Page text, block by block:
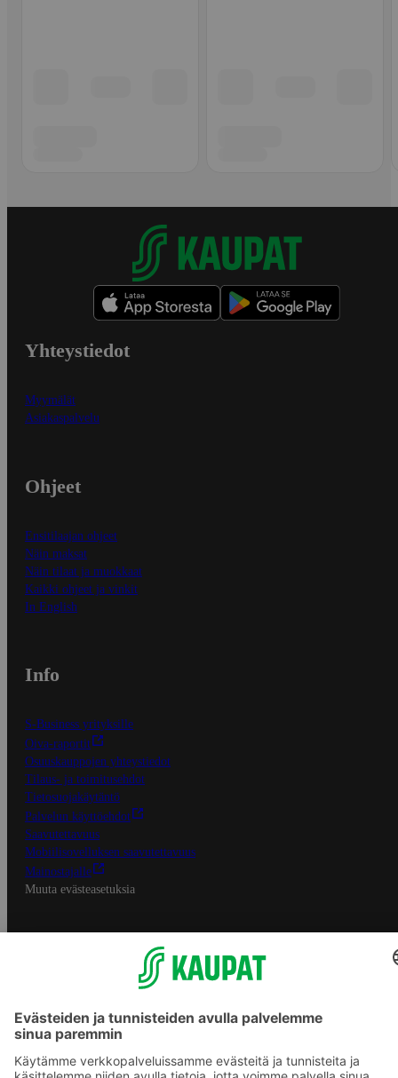
Yhteystiedot
Myymälät
Asiakaspalvelu
Ohjeet
Ensitilaajan ohjeet
Näin maksat
Näin tilaat ja muokkaat
Kaikki ohjeet ja vinkit
In English
Info
S-Business yrityksille
Oiva-raportit
Osuuskauppojen yhteystiedot
Tilaus- ja toimitusehdot
Tietosuojakäytäntö
Palvelun käyttöehdot
Saavutettavuus
Mobiilisovelluksen saavutettavuus
Mainostajalle
Muuta evästeasetuksia
S-ryhmän palvelut
Asiakasomistajuus
S-ostoslista -sovellus